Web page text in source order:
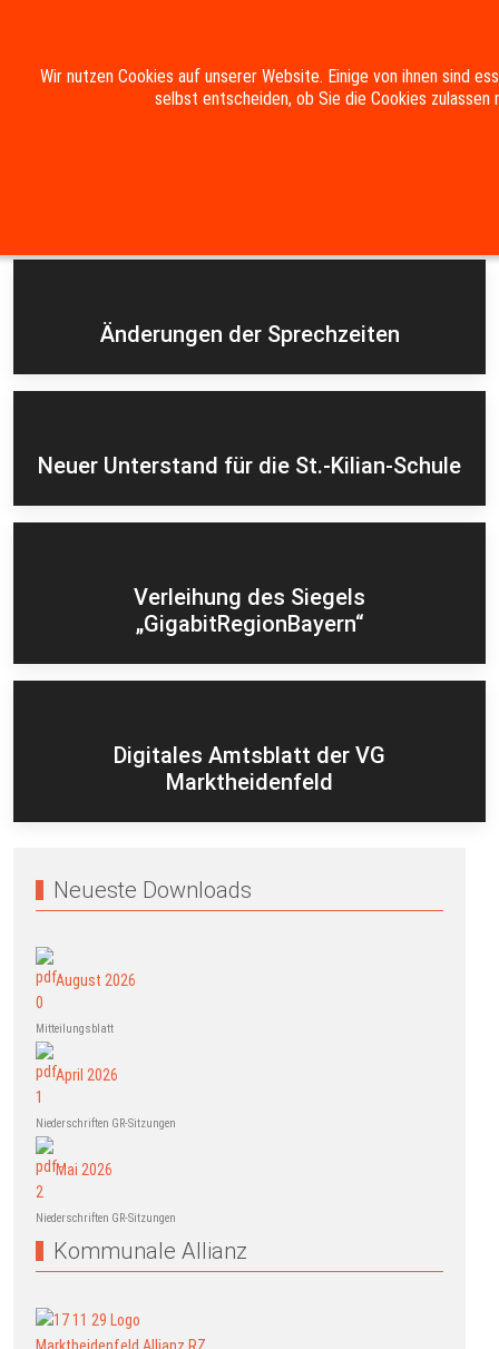
Impressum Datenschutzerklärung
Änderungen der Sprechzeiten
Neuer Unterstand für die St.-Kilian-Schule
Verleihung des Siegels
„GigabitRegionBayern“
Digitales Amtsblatt der VG
Marktheidenfeld
Neueste Downloads
August 2026
Mitteilungsblatt
April 2026
Niederschriften GR-Sitzungen
Mai 2026
Niederschriften GR-Sitzungen
Kommunale Allianz
Wir nutzen Cookies auf unserer Website. Einige von ihnen sind
selbst entscheiden, ob Sie die Cookies